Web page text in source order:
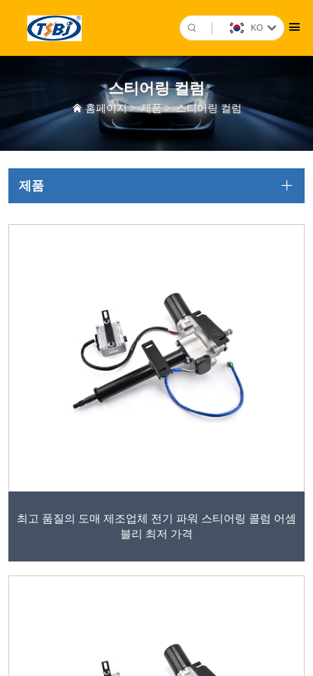
KO
스티어링 컬럼
홈페이지>제품>스티어링 컬럼
제품
최고 품질의 도매 제조업체 전기 파워 스티어링 콜럼 어셈
블리 최저 가격